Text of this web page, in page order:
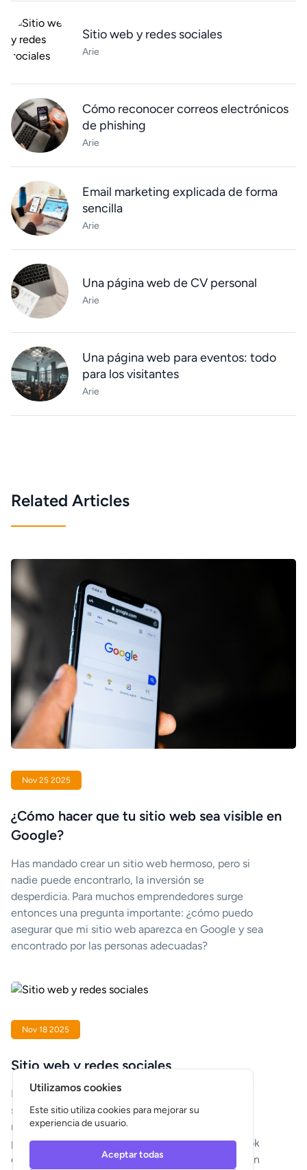
Sitio web y redes sociales
Arie
Cómo reconocer correos electrónicos
de phishing
Arie
Email marketing explicada de forma
sencilla
Arie
Una página web de CV personal
Arie
Una página web para eventos: todo
para los visitantes
Arie
Related Articles
Nov 25 2025
¿Cómo hacer que tu sitio web sea visible en
Google?
Has mandado crear un sitio web hermoso, pero si
nadie puede encontrarlo, la inversión se
desperdicia. Para muchos emprendedores surge
entonces una pregunta importante: ¿cómo puedo
asegurar que mi sitio web aparezca en Google y sea
encontrado por las personas adecuadas?
Nov 18 2025
Sitio web y redes sociales
Muchos empresarios se preguntan si un sitio web
sigue siendo necesario en una época en la que las
redes sociales acaparan tanta atención. Quizás
pienses: “Llego a mis clientes a través de Facebook
o Instagram, ¿por qué debería invertir todavía en un
Utilizamos cookies
Este sitio utiliza cookies para mejorar su
experiencia de usuario.
Aceptar todas